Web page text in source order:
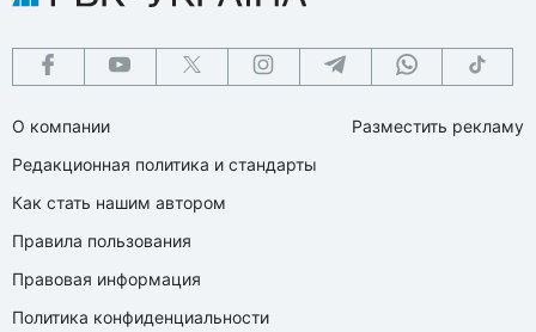
О компании
Редакционная политика и стандарты
Как стать нашим автором
Правила пользования
Правовая информация
Политика конфиденциальности
Разместить рекламу